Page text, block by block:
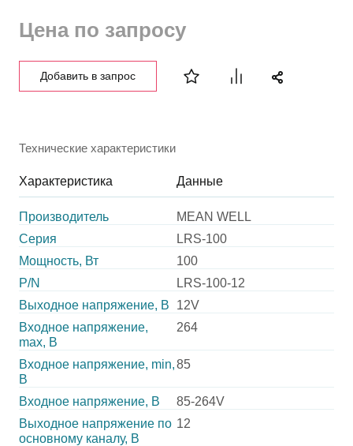
Цена по запросу
Добавить в запрос
Технические характеристики
Характеристика Данные
Производитель
MEAN WELL
Серия
LRS-100
Мощность, Вт
100
P/N
LRS-100-12
Выходное напряжение, В
12V
Входное напряжение,
max, В
264
Входное напряжение, min,
В
85
Входное напряжение, В
85-264V
Выходное напряжение по
основному каналу, В
12